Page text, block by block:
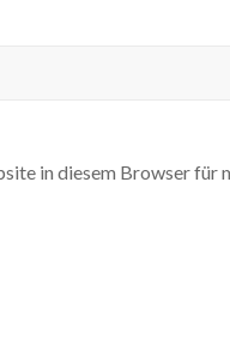
in diesem Browser für